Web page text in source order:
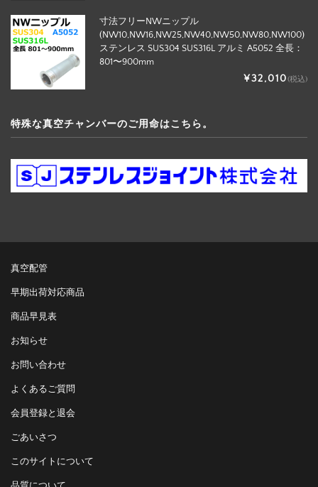
寸法フリーNWニップル
(NW10,NW16,NW25,NW40,NW50,NW80,NW100)
ステンレス SUS304 SUS316L アルミ A5052 全長：
801〜900mm
¥32,010(税込)
特殊な真空チャンバーのご用命はこちら。
真空配管
早期出荷対応商品
商品早見表
お知らせ
お問い合わせ
よくあるご質問
会員登録と退会
ごあいさつ
このサイトについて